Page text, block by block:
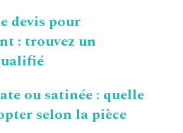
devis pour
: trouvez un
ou satinée : quelle
selon la pièce